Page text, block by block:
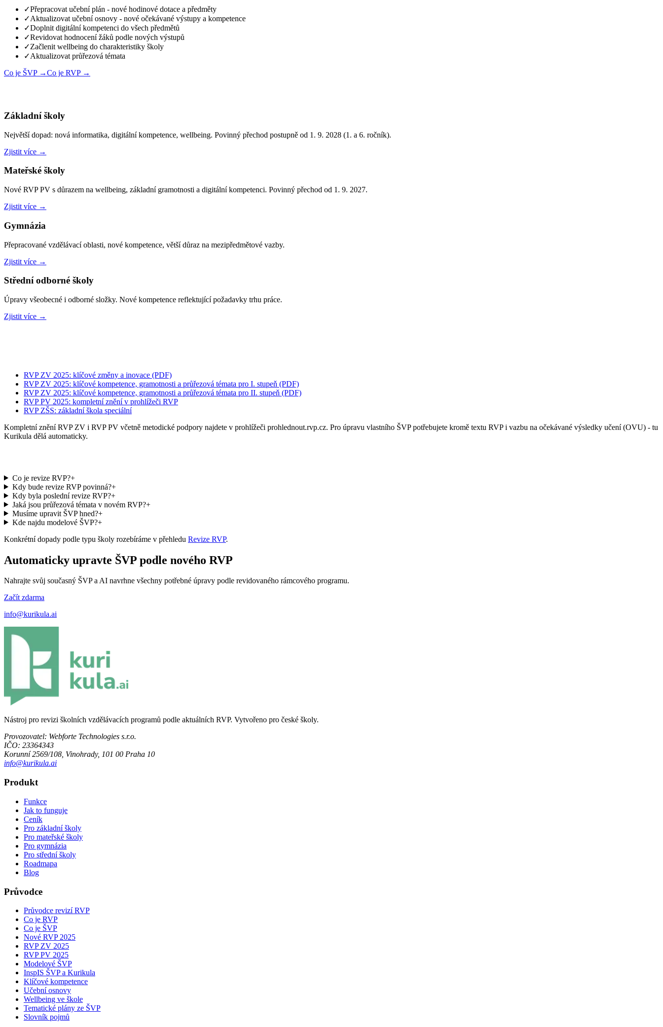
✓Přepracovat učební plán - nové hodinové dotace a předměty
✓Aktualizovat učební osnovy - nové očekávané výstupy a kompetence
✓Doplnit digitální kompetenci do všech předmětů
✓Revidovat hodnocení žáků podle nových výstupů
✓Začlenit wellbeing do charakteristiky školy
✓Aktualizovat průřezová témata
Co je ŠVP →Co je RVP →
Základní školy
Největší dopad: nová informatika, digitální kompetence, wellbeing. Povinný přechod postupně od 1. 9. 2028 (1. a 6. ročník).
Zjistit více →
Mateřské školy
Nové RVP PV s důrazem na wellbeing, základní gramotnosti a digitální kompetenci. Povinný přechod od 1. 9. 2027.
Zjistit více →
Gymnázia
Přepracované vzdělávací oblasti, nové kompetence, větší důraz na mezipředmětové vazby.
Zjistit více →
Střední odborné školy
Úpravy všeobecné i odborné složky. Nové kompetence reflektující požadavky trhu práce.
Zjistit více →
RVP ZV 2025: klíčové změny a inovace (PDF)
RVP ZV 2025: klíčové kompetence, gramotnosti a průřezová témata pro I. stupeň (PDF)
RVP ZV 2025: klíčové kompetence, gramotnosti a průřezová témata pro II. stupeň (PDF)
RVP PV 2025: kompletní znění v prohlížeči RVP
RVP ZŠS: základní škola speciální
Kompletní znění RVP ZV i RVP PV včetně metodické podpory najdete v prohlížeči prohlednout.rvp.cz. Pro úpravu vlastního ŠVP potřebujete kromě textu RVP i vazbu na očekávané výsledky učení (OVU) - tu
Kurikula dělá automaticky.
Co je revize RVP?+
Kdy bude revize RVP povinná?+
Kdy byla poslední revize RVP?+
Jaká jsou průřezová témata v novém RVP?+
Musíme upravit ŠVP hned?+
Kde najdu modelové ŠVP?+
Konkrétní dopady podle typu školy rozebíráme v přehledu Revize RVP.
Automaticky upravte ŠVP podle nového RVP
Nahrajte svůj současný ŠVP a AI navrhne všechny potřebné úpravy podle revidovaného rámcového programu.
Začít zdarma
info@kurikula.ai
Nástroj pro revizi školních vzdělávacích programů podle aktuálních RVP. Vytvořeno pro české školy.
Provozovatel: Webforte Technologies s.r.o.
IČO: 23364343
Korunní 2569/108, Vinohrady, 101 00 Praha 10
info@kurikula.ai
Produkt
Funkce
Jak to funguje
Ceník
Pro základní školy
Pro mateřské školy
Pro gymnázia
Pro střední školy
Roadmapa
Blog
Průvodce
Průvodce revizí RVP
Co je RVP
Co je ŠVP
Nové RVP 2025
RVP ZV 2025
RVP PV 2025
Modelové ŠVP
InspIS ŠVP a Kurikula
Klíčové kompetence
Učební osnovy
Wellbeing ve škole
Tematické plány ze ŠVP
Slovník pojmů